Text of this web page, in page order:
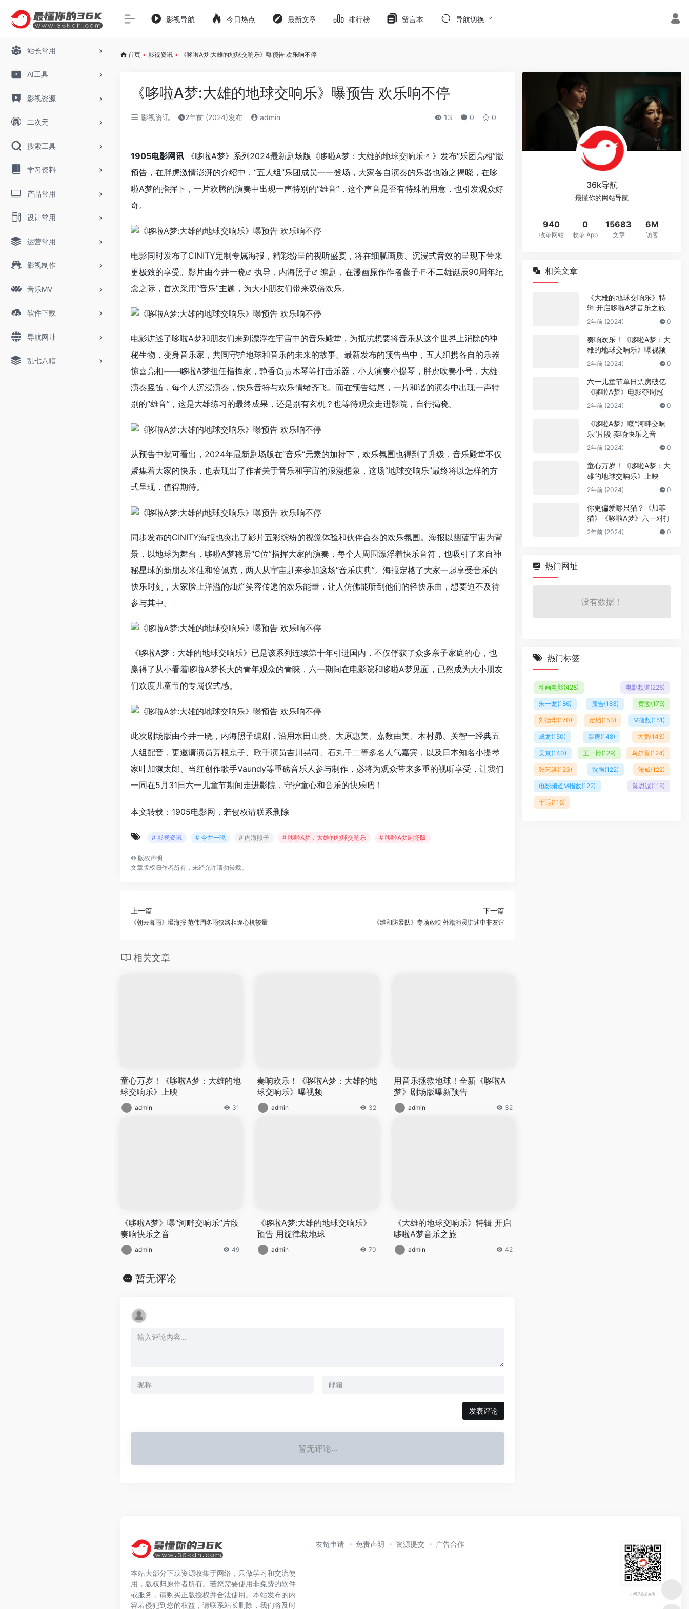
站长常用
AI工具
影视资源
二次元
搜索工具
学习资料
产品常用
设计常用
运营常用
影视制作
音乐MV
软件下载
导航网址
乱七八糟
影视导航 今日热点 最新文章 排行榜 留言本 导航切换
首页 • 影视资讯 • 《哆啦A梦:大雄的地球交响乐》曝预告 欢乐响不停
《哆啦A梦:大雄的地球交响乐》曝预告 欢乐响不停
影视资讯 2年前 (2024)发布 admin 13 0 0
1905电影网讯 《哆啦A梦》系列2024最新剧场版《哆啦A梦：大雄的地球交响乐
》发布“乐团亮相”版
预告，在胖虎激情澎湃的介绍中，“五人组”乐团成员一一登场，大家各自演奏的乐器也随之揭晓，在哆
啦A梦的指挥下，一片欢腾的演奏中出现一声特别的“雄音”，这个声音是否有特殊的用意，也引发观众好
奇。
电影同时发布了CINITY定制专属海报，精彩纷呈的视听盛宴，将在细腻画质、沉浸式音效的呈现下带来
更极致的享受。影片由今井一晓 执导， 内海照子
编剧，在漫画原作作者藤子·F·不二雄诞辰90周年纪
念之际，首次采用“音乐”主题，为大小朋友们带来双倍欢乐。
电影讲述了哆啦A梦和朋友们来到漂浮在宇宙中的音乐殿堂，为抵抗想要将音乐从这个世界上消除的神
秘生物，变身音乐家，共同守护地球和音乐的未来的故事。 最新发布的预告当中，五人组携各自的乐器
惊喜亮相——哆啦A梦担任指挥家，静香负责木琴等打击乐器，小夫演奏小提琴，胖虎吹奏小号，大雄
演奏竖笛，每个人沉浸演奏，快乐音符与欢乐情绪齐飞。而在预告结尾，一片和谐的演奏中出现一声特
别的“雄音”，这是大雄练习的最终成果，还是别有玄机？也等待观众走进影院，自行揭晓。
从预告中就可看出，2024年最新剧场版在“音乐”元素的加持下，欢乐氛围也得到了升级，音乐殿堂不仅
聚集着大家的快乐，也表现出了作者关于音乐和宇宙的浪漫想象，这场“地球交响乐”最终将以怎样的方
式呈现，值得期待。
同步发布的CINITY海报也突出了影片五彩缤纷的视觉体验和伙伴合奏的欢乐氛围。海报以幽蓝宇宙为背
景，以地球为舞台，哆啦A梦稳居“C位”指挥大家的演奏，每个人周围漂浮着快乐音符，也吸引了来自神
秘星球的新朋友米佳和恰佩克，两人从宇宙赶来参加这场“音乐庆典”。 海报定格了大家一起享受音乐的
快乐时刻，大家脸上洋溢的灿烂笑容传递的欢乐能量，让人仿佛能听到他们的轻快乐曲，想要迫不及待
参与其中。
《哆啦A梦：大雄的地球交响乐》已是该系列连续第十年引进国内，不仅俘获了众多亲子家庭的心，也
赢得了从小看着哆啦A梦长大的青年观众的青睐，六一期间在电影院和哆啦A梦见面，已然成为大小朋友
们欢度儿童节的专属仪式感。
此次剧场版由今井一晓，内海照子编剧，沿用⽔⽥⼭葵、⼤原惠美、嘉数由美、木村昴、关智⼀经典五
人组配音，更邀请演员芳根京子、歌手演员吉川晃司、石丸干二等多名人气嘉宾，以及日本知名小提琴
家叶加濑太郎、当红创作歌手Vaundy等重磅音乐人参与制作，必将为观众带来多重的视听享受，让我们
一同在5月31日六一儿童节期间走进影院，守护童心和音乐的快乐吧！
本文转载：1905电影网，若侵权请联系删除
# 影视资讯 # 今井一晓 # 内海照子 # 哆啦A梦：大雄的地球交响乐 # 哆啦A梦剧场版
© 版权声明
文章版权归作者所有，未经允许请勿转载。
上一篇
《朝云暮雨》曝海报 范伟周冬雨狭路相逢心机较量
下一篇
《维和防暴队》专场放映 外籍演员讲述中非友谊
相关文章
童心万岁！《哆啦A梦：大雄的地
球交响乐》上映
admin 31
奏响欢乐！《哆啦A梦：大雄的地
球交响乐》曝视频
admin 32
用音乐拯救地球！全新《哆啦A
梦》剧场版曝新预告
admin 32
《哆啦A梦》曝“河畔交响乐”片段
奏响快乐之音
admin 49
《哆啦A梦:大雄的地球交响乐》
预告 用旋律救地球
admin 70
《大雄的地球交响乐》特辑 开启
哆啦A梦音乐之旅
admin 42
暂无评论
发表评论
暂无评论...
36k导航
最懂你的网站导航
940
收录网站
0
收录 App
15683
文章
6M
访客
相关文章
《大雄的地球交响乐》特
辑 开启哆啦A梦音乐之旅
2年前 (2024) 0
奏响欢乐！《哆啦A梦：大
雄的地球交响乐》曝视频
2年前 (2024) 0
六一儿童节单日票房破亿
《哆啦A梦》电影夺周冠
2年前 (2024) 0
《哆啦A梦》曝“河畔交响
乐”片段 奏响快乐之音
2年前 (2024) 0
童心万岁！《哆啦A梦：大
雄的地球交响乐》上映
2年前 (2024) 0
你更偏爱哪只猫？《加菲
猫》《哆啦A梦》六一对打
2年前 (2024) 0
热门网址
没有数据！
热门标签
动画电影(428) 电影频道(226)
朱一龙(186) 预告(183) 黄渤(179)
刘德华(170) 定档(153) M指数(151)
成龙(150) 票房(148) 大鹏(143)
吴京(140) 王一博(129) 乌尔善(124)
张艺谋(123) 沈腾(122) 漫威(122)
电影频道M指数(122) 陈思诚(118)
于适(116)
本站大部分下载资源收集于网络，只做学习和交流使
用，版权归原作者所有。若您需要使用非免费的软件
或服务，请购买正版授权并合法使用。本站发布的内
容若侵犯到您的权益，请联系站长删除，我们将及时
友链申请 免责声明 资源提交 广告合作
扫码关注公众号